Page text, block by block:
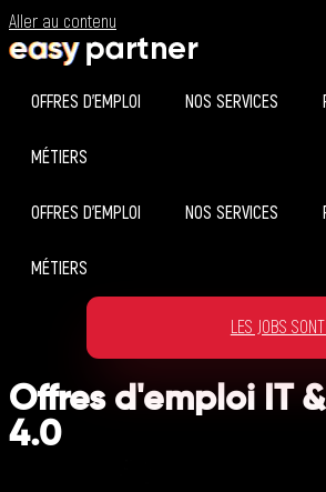
Aller au contenu
OFFRES D’EMPLOI NOS SERVICES
MÉTIERS
OFFRES D’EMPLOI NOS SERVICES
MÉTIERS
LES JOBS
Offres d'emploi IT
4.0